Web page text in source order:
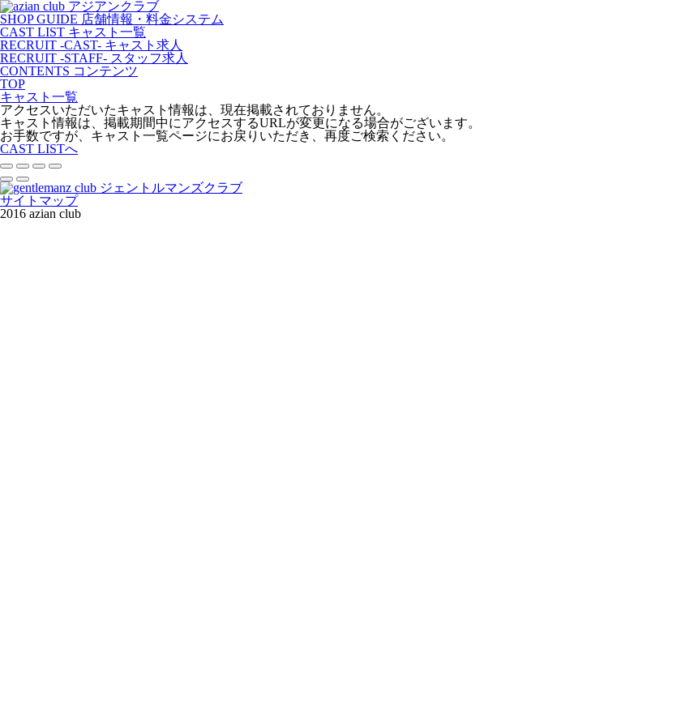
SHOP GUIDE 店舗情報・料金システム
CAST LIST キャスト一覧
RECRUIT -CAST- キャスト求人
RECRUIT -STAFF- スタッフ求人
CONTENTS コンテンツ
TOP
キャスト一覧
アクセスいただいたキャスト情報は、現在掲載されておりません。
キャスト情報は、掲載期間中にアクセスするURLが変更になる場合がございます。
お手数ですが、キャスト一覧ページにお戻りいただき、再度ご検索ください。
CAST LISTへ
サイトマップ
2016 azian club